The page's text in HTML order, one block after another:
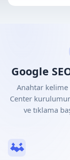
Google
Anahtar
Center
ve tıklama